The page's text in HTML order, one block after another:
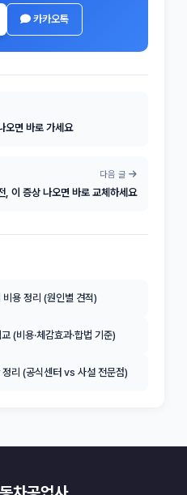
카카오톡
오면 바로 가세요
다음 글
, 이 증상 나오면 바로 교체하세요
용 정리 (원인별 견적)
(비용·체감효과·합법 기준)
리 (공식센터 vs 사설 전문점)